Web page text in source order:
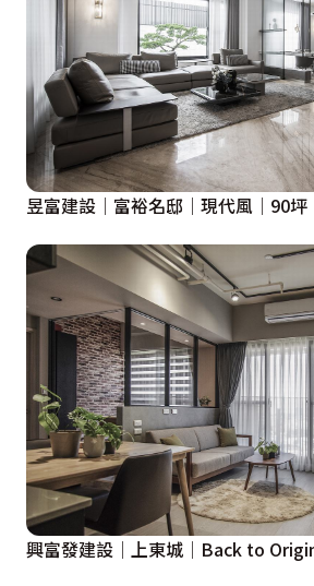
昱富建設│富裕名邸│現代風│90坪
興富發建設│上東城│Back to